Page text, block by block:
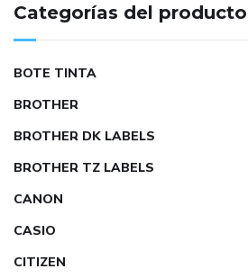
Categorías del producto
BOTE TINTA
BROTHER
BROTHER DK LABELS
BROTHER TZ LABELS
CANON
CASIO
CITIZEN